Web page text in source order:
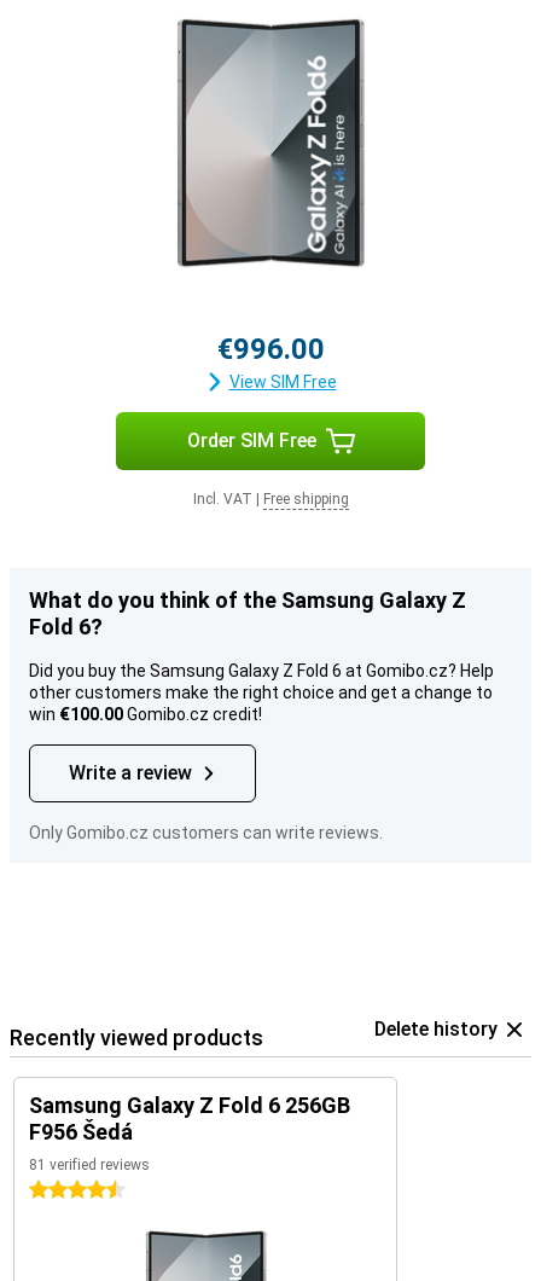
€996.00
View SIM Free
Order SIM Free
Incl. VAT Free shipping
What do you think of the Samsung Galaxy Z
Fold 6?
Did you buy the Samsung Galaxy Z Fold 6 at Gomibo.cz? Help
other customers make the right choice and get a change to
win €100.00Gomibo.cz credit!
Write a review
Only Gomibo.cz customers can write reviews.
Recently viewed products Delete history
Samsung Galaxy Z Fold 6 256GB
F956 Šedá
81 verified reviews
4.5 stars